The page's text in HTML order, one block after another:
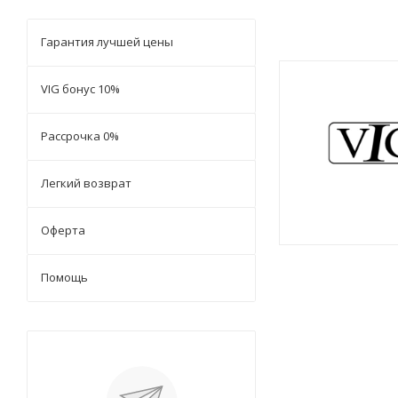
Гарантия лучшей цены
VIG бонус 10%
Рассрочка 0%
Легкий возврат
Оферта
Помощь